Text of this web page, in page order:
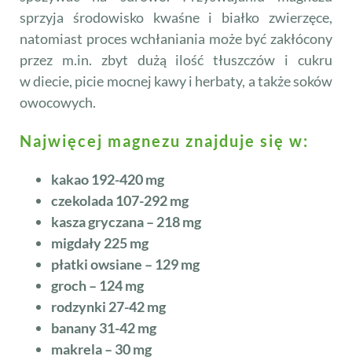
sprzyja środowisko kwaśne i białko zwierzęce,
natomiast proces wchłaniania może być zakłócony
przez m.in. zbyt dużą ilość tłuszczów i cukru
w diecie, picie mocnej kawy i herbaty, a także soków
owocowych.
Najwięcej magnezu znajduje się w:
kakao 192-420 mg
czekolada 107-292 mg
kasza gryczana – 218 mg
migdały 225 mg
płatki owsiane – 129 mg
groch – 124 mg
rodzynki 27-42 mg
banany 31-42 mg
makrela – 30 mg